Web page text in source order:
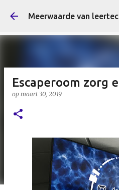
Doorgaan naar
Escaperoom zorg
op maart 30, 2019